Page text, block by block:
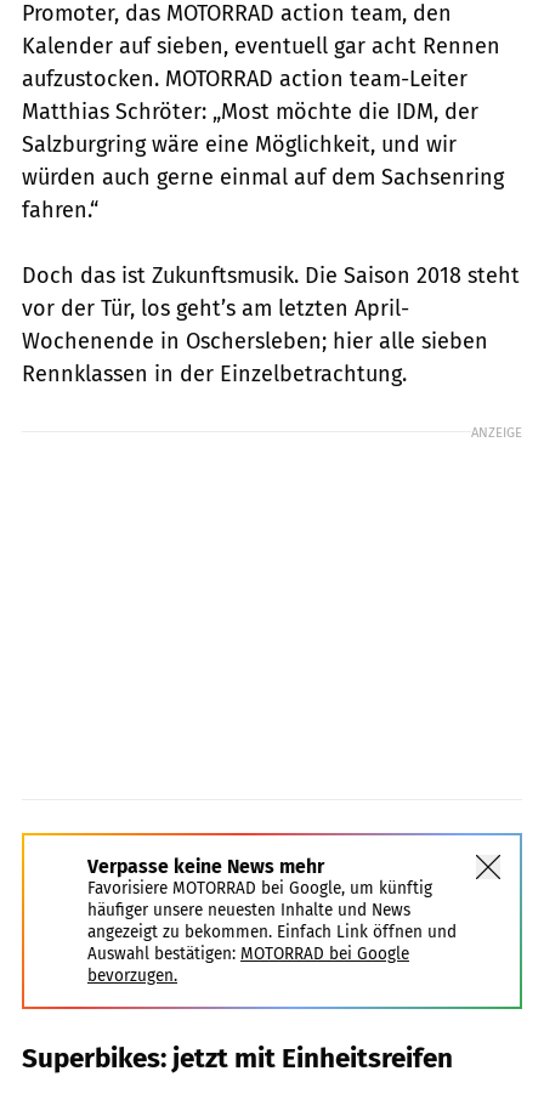
Promoter, das MOTORRAD action team, den
Kalender auf sieben, eventuell gar acht Rennen
aufzustocken. MOTORRAD action team-Leiter
Matthias Schröter: „Most möchte die IDM, der
Salzburgring wäre eine Möglichkeit, und wir
würden auch gerne einmal auf dem Sachsenring
fahren.“
Doch das ist Zukunftsmusik. Die Saison 2018 steht
vor der Tür, los geht’s am letzten April-
Wochenende in Oschersleben; hier alle sieben
Rennklassen in der Einzelbetrachtung.
ANZEIGE
Verpasse keine News mehr
Favorisiere MOTORRAD bei Google, um künftig
häufiger unsere neuesten Inhalte und News
angezeigt zu bekommen. Einfach Link öffnen und
Auswahl bestätigen: MOTORRAD bei Google
bevorzugen.
Superbikes: jetzt mit Einheitsreifen